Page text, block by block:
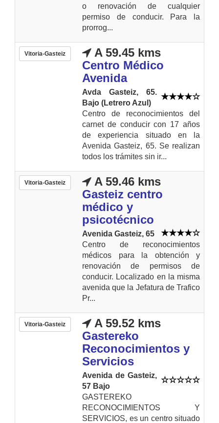
o renovación de cualquier
permiso de conducir. Para la
prorrog...
Vitoria-Gasteiz
A 59.45 kms
Centro Médico
Avenida
Avda Gasteiz, 65.
Bajo (Letrero Azul)
Centro de reconocimientos del
carnet de conducir con 17 años
de experiencia situado en la
Avenida Gasteiz, 65. Se realizan
todos los trámites sin ir...
Vitoria-Gasteiz
A 59.46 kms
Gasteiz centro
médico y
psicotécnico
Avenida Gasteiz, 65
Centro de reconocimientos
médicos para la obtención y
renovación de permisos de
conducir. Localizado en la misma
avenida que la Jefatura de Trafico
Pr...
Vitoria-Gasteiz
A 59.52 kms
Gastereko
Reconocimientos y
Servicios
Avenida de Gasteiz,
57 Bajo
GASTEREKO
RECONOCIMIENTOS Y
SERVICIOS, es un centro situado